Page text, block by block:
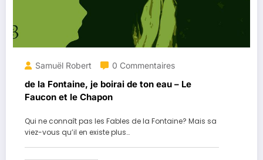
Samuël Robert 0 Commentaires
de la Fontaine, je boirai de ton eau – Le
Faucon et le Chapon
Qui ne connaît pas les Fables de la Fontaine? Mais sa
viez-vous qu’il en existe plus…